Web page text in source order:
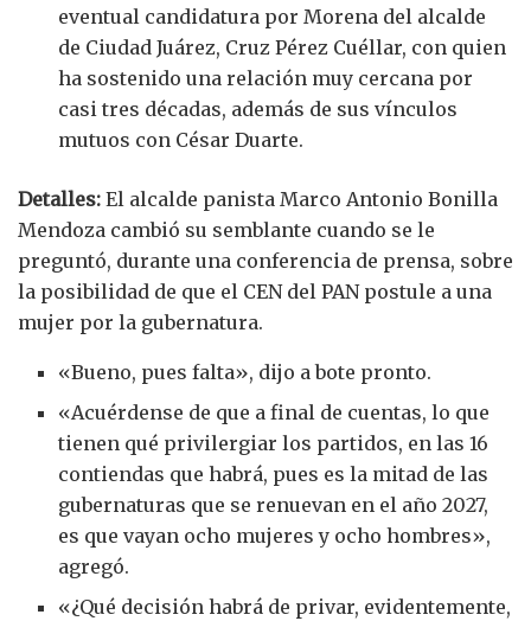
eventual candidatura por Morena del alcalde
de Ciudad Juárez, Cruz Pérez Cuéllar, con quien
ha sostenido una relación muy cercana por
casi tres décadas, además de sus vínculos
mutuos con César Duarte.
Detalles: El alcalde panista Marco Antonio Bonilla
Mendoza cambió su semblante cuando se le
preguntó, durante una conferencia de prensa, sobre
la posibilidad de que el CEN del PAN postule a una
mujer por la gubernatura.
«Bueno, pues falta», dijo a bote pronto.
«Acuérdense de que a final de cuentas, lo que
tienen qué privilergiar los partidos, en las 16
contiendas que habrá, pues es la mitad de las
gubernaturas que se renuevan en el año 2027,
es que vayan ocho mujeres y ocho hombres»,
agregó.
«¿Qué decisión habrá de privar, evidentemente,